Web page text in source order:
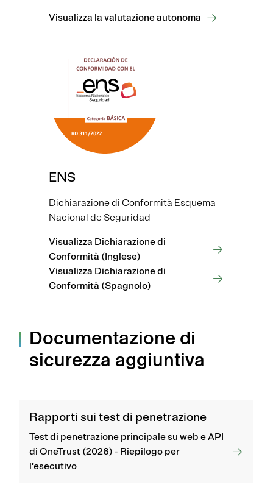
Visualizza la valutazione autonoma
ENS
Dichiarazione di Conformità Esquema
Nacional de Seguridad
Visualizza Dichiarazione di
Conformità (Inglese)
Visualizza Dichiarazione di
Conformità (Spagnolo)
Documentazione di
sicurezza aggiuntiva
Rapporti sui test di penetrazione
Test di penetrazione principale su web e API
di OneTrust (2026) - Riepilogo per
l'esecutivo